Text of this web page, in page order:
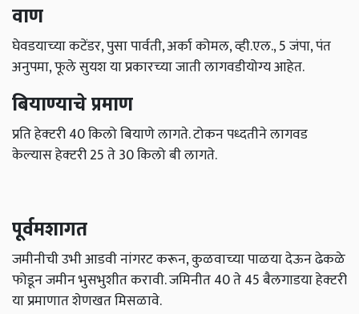
वाण
घेवडयाच्‍या कटेंडर, पुसा पार्वती, अर्का कोमल, व्‍ही.एल., 5 जंपा, पंत
अनुपमा, फूले सुयश या प्रकारच्‍या जाती लागवडीयोग्‍य आहेत.
बियाण्‍याचे प्रमाण
प्रति हेक्‍टरी 40 किलो बियाणे लागते. टोकन पध्‍दतीने लागवड
केल्‍यास हेक्‍टरी 25 ते 30 किलो बी लागते.
पूर्वमशागत
जमीनीची उभी आडवी नांगरट करून, कुळवाच्‍या पाळया देऊन ढेकळे
फोडून जमीन भुसभुशीत करावी. जमिनीत 40 ते 45 बैलगाडया हेक्‍टरी
या प्रमाणात शेणखत मिसळावे.